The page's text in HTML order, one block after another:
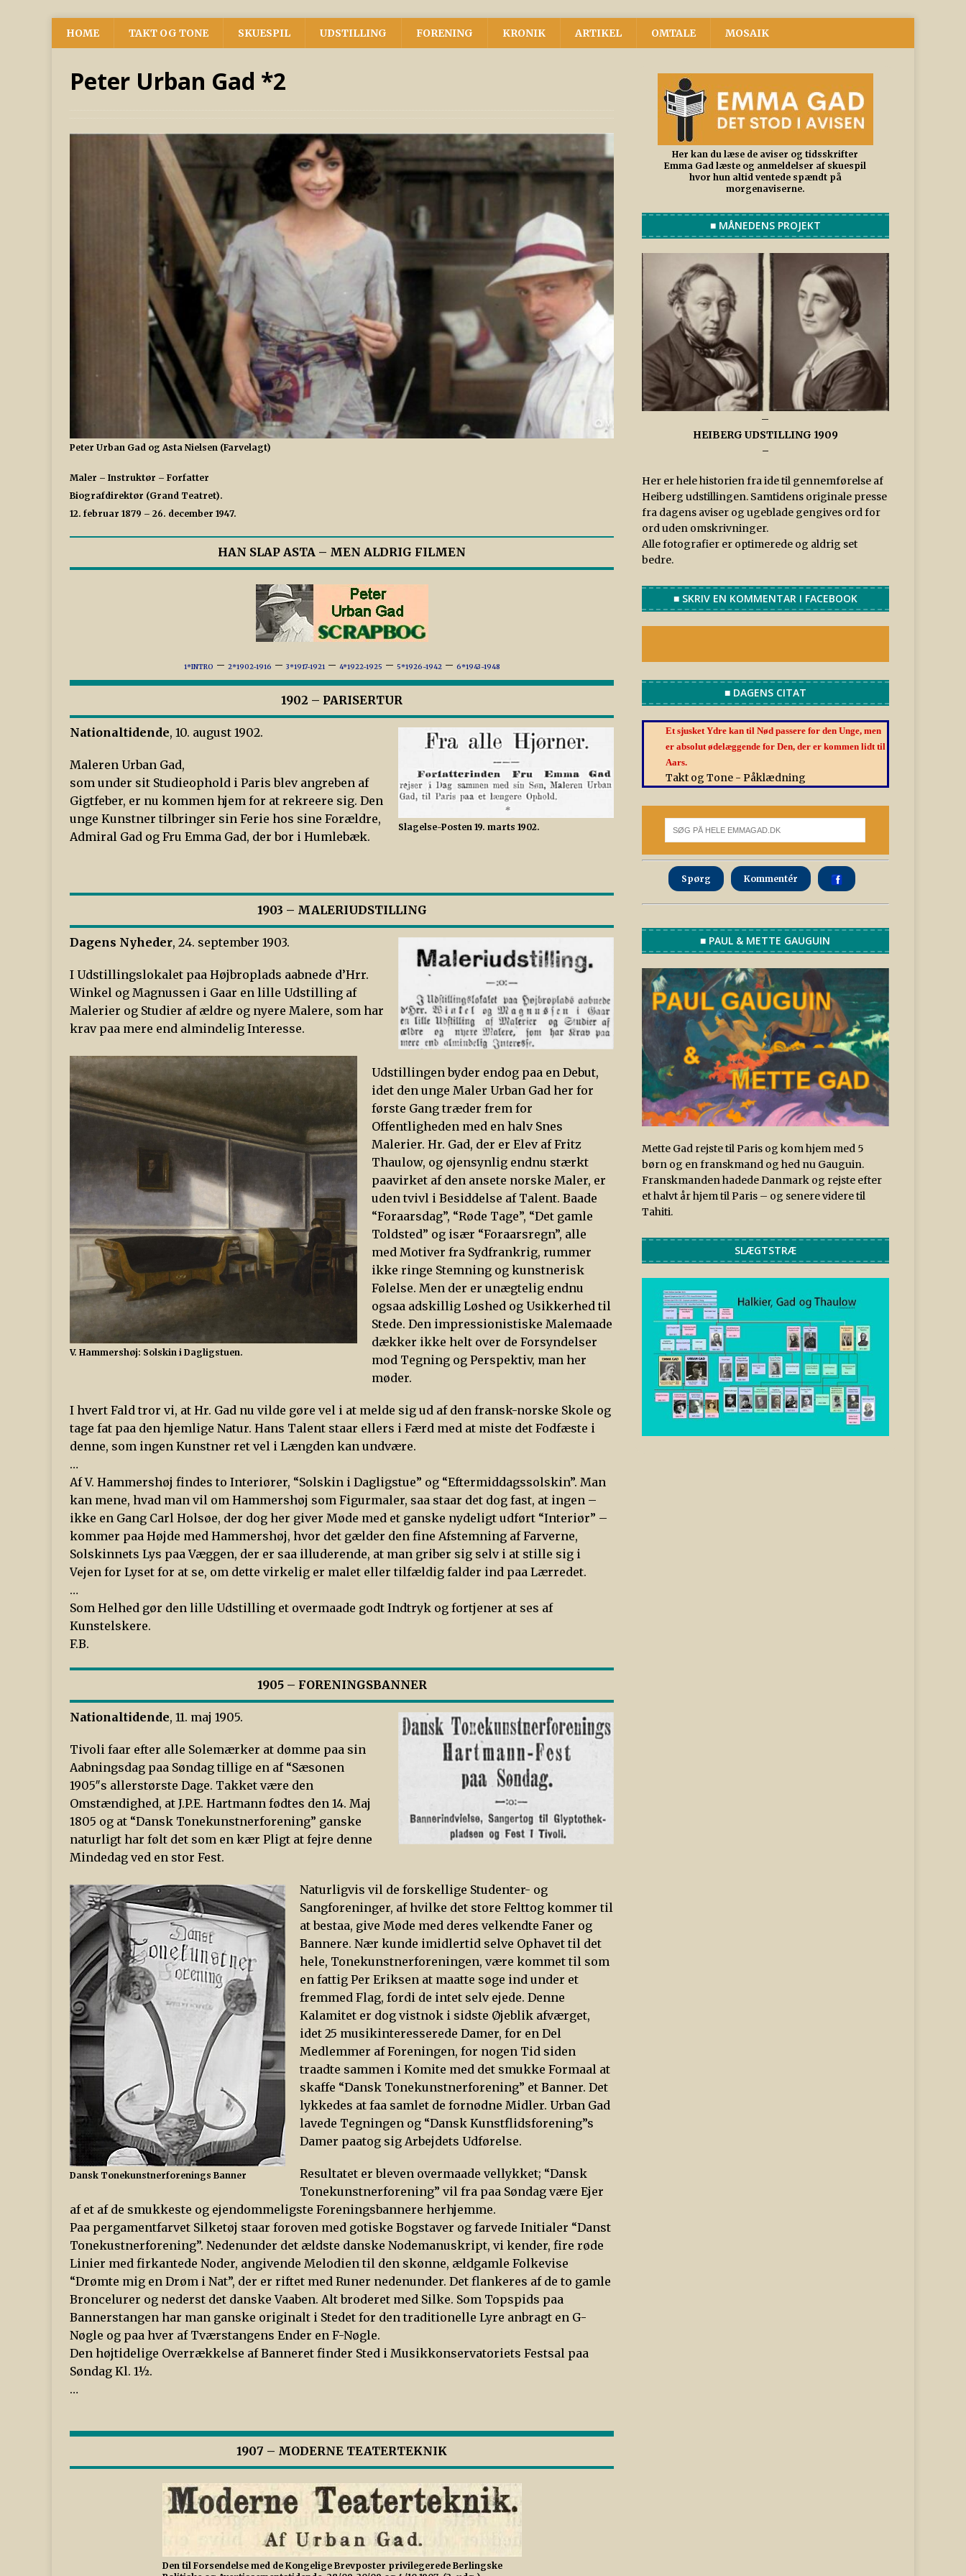
HOME TAKT OG TONE SKUESPIL UDSTILLING FORENING KRONIK ARTIKEL OMTALE MOSAIK
Peter Urban Gad *2
Peter Urban Gad og Asta Nielsen (Farvelagt)
Maler – Instruktør – Forfatter
Biografdirektør (Grand Teatret).
12. februar 1879 – 26. december 1947.
HAN SLAP ASTA – MEN ALDRIG FILMEN
1*INTRO – 2*1902-1916 – 3*1917-1921– 4*1922-1925 – 5*1926-1942– 6*1943-1948
1902 – PARISERTUR
Slagelse-Posten 19. marts 1902.
Nationaltidende, 10. august 1902.
Maleren Urban Gad,
som under sit Studieophold i Paris blev angreben af
Gigtfeber, er nu kommen hjem for at rekreere sig. Den
unge Kunstner tilbringer sin Ferie hos sine Forældre,
Admiral Gad og Fru Emma Gad, der bor i Humlebæk.
1903 – MALERIUDSTILLING
Dagens Nyheder, 24. september 1903.
I Udstillingslokalet paa Højbroplads aabnede d’Hrr.
Winkel og Magnussen i Gaar en lille Udstilling af
Malerier og Studier af ældre og nyere Malere, som har
krav paa mere end almindelig Interesse.
V. Hammershøj: Solskin i Dagligstuen.
Udstillingenbyder endog paa en Debut,
idet den unge Maler Urban Gad her for
første Gang træder frem for
Offentligheden med en halv Snes
Malerier. Hr. Gad, der er Elev af Fritz
Thaulow, og øjensynlig endnu stærkt
paavirket af den ansete norske Maler, er
uden tvivl i Besiddelse af Talent. Baade
“Foraarsdag”, “Røde Tage”, “Det gamle
Toldsted” og især “Foraarsregn”, alle
med Motiver fra Sydfrankrig, rummer
ikke ringe Stemning og kunstnerisk
Følelse. Men der er unægtelig endnu
ogsaa adskillig Løshed og Usikkerhed til
Stede. Den impressionistiske Malemaade
dækker ikke helt over de Forsyndelser
mod Tegning og Perspektiv, man her
møder.
I hvert Fald tror vi, at Hr. Gad nu vilde gøre vel i at melde sig ud af den fransk-norske Skole og
tage fat paa den hjemlige Natur. Hans Talent staar ellers i Færd med at miste det Fodfæste i
denne, som ingen Kunstner ret vel i Længden kan undvære.
…
Af V. Hammershøj findes to Interiører, “Solskin i Dagligstue” og “Eftermiddagssolskin”. Man
kan mene, hvad man vil om Hammershøj som Figurmaler, saa staar det dog fast, at ingen –
ikke en Gang Carl Holsøe, der dog her giver Møde med et ganske nydeligt udført “Interiør” –
kommer paa Højde med Hammershøj, hvor det gælder den fine Afstemning af Farverne,
Solskinnets Lys paa Væggen, der er saa illuderende, at man griber sig selv i at stille sig i
Vejen for Lyset for at se, om dette virkelig er malet eller tilfældig falder ind paa Lærredet.
…
Som Helhed gør den lille Udstilling et overmaade godt Indtryk og fortjener at ses af
Kunstelskere.
F.B.
1905 – FORENINGSBANNER
Nationaltidende, 11. maj 1905.
Tivoli faar efter alle Solemærker at dømme paa sin
Aabningsdag paa Søndag tillige en af “Sæsonen
1905″s allerstørste Dage. Takket være den
Omstændighed, at J.P.E. Hartmann fødtes den 14. Maj
1805 og at “Dansk Tonekunstnerforening” ganske
naturligt har følt det som en kær Pligt at fejre denne
Mindedag ved en stor Fest.
Dansk Tonekunstnerforenings Banner
Naturligvis vil de forskellige Studenter- og
Sangforeninger, af hvilke det store Felttog kommer til
at bestaa, give Møde med deres velkendte Faner og
Bannere. Nær kunde imidlertid selve Ophavet til det
hele, Tonekunstnerforeningen, være kommet til som
en fattig Per Eriksen at maatte søge ind under et
fremmed Flag, fordi de intet selv ejede. Denne
Kalamitet er dog vistnok i sidste Øjeblik afværget,
idet 25 musikinteresserede Damer, for en Del
Medlemmer af Foreningen, for nogen Tid siden
traadte sammen i Komite med det smukke Formaal at
skaffe “Dansk Tonekunstnerforening” et Banner. Det
lykkedes at faa samlet de fornødne Midler. Urban Gad
lavede Tegningen og “Dansk Kunstflidsforening”s
Damer paatog sig Arbejdets Udførelse.
Resultatet er bleven overmaade vellykket; “Dansk
Tonekunstnerforening” vil fra paa Søndag være Ejer
af et af de smukkeste og ejendommeligste Foreningsbannere herhjemme.
Paa pergamentfarvet Silketøj staar foroven med gotiske Bogstaver og farvede Initialer “Danst
Tonekustnerforening”. Nedenunder det ældste danske Nodemanuskript, vi kender, fire røde
Linier med firkantede Noder, angivende Melodien til den skønne, ældgamle Folkevise
“Drømte mig en Drøm i Nat”, der er riftet med Runer nedenunder. Det flankeres af de to gamle
Broncelurer og nederst det danske Vaaben. Alt broderet med Silke. Som Topspids paa
Bannerstangen har man ganske originalt i Stedet for den traditionelle Lyre anbragt en G-
Nøgle og paa hver af Tværstangens Ender en F-Nøgle.
Den højtidelige Overrækkelse af Banneret finder Sted i Musikkonservatoriets Festsal paa
Søndag Kl. 1½.
…
1907 – MODERNE TEATERTEKNIK
Den til Forsendelse med de Kongelige Brevposter privilegerede Berlingske
Her kan du læse de aviser og tidsskrifter
Emma Gad læste og anmeldelser af skuespil
hvor hun altid ventede spændt på
morgenaviserne.
■ MÅNEDENS PROJEKT
–
HEIBERG UDSTILLING 1909
–
Her er hele historien fra ide til gennemførelse af
Heiberg udstillingen. Samtidens originale presse
fra dagens aviser og ugeblade gengives ord for
ord uden omskrivninger.
Alle fotografier er optimerede og aldrig set
bedre.
■ SKRIV EN KOMMENTAR I FACEBOOK
■ DAGENS CITAT
Et sjusket Ydre kan til Nød passere for den Unge, men
er absolut ødelæggende for Den, der er kommen lidt til
Aars.
Takt og Tone - Påklædning
Spørg Kommentér
■ PAUL & METTE GAUGUIN
Mette Gad rejste til Paris og kom hjem med 5
børn og en franskmand og hed nu Gauguin.
Franskmanden hadede Danmark og rejste efter
et halvt år hjem til Paris – og senere videre til
Tahiti.
SLÆGTSTRÆ